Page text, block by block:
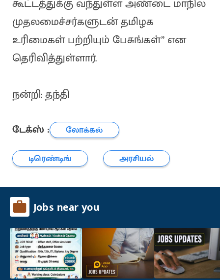
கூட்டத்துக்கு வந்துள்ள அண்டை மாநில
முதலமைச்சர்களுடன் தமிழக
உரிமைகள் பற்றியும் பேசுங்கள்” என
தெரிவித்துள்ளார்.
நன்றி: தந்தி
டேக்ஸ் :
லோக்கல்
டிரெண்டிங்
அரசியல்
Jobs near you